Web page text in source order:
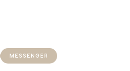
MESSENGER